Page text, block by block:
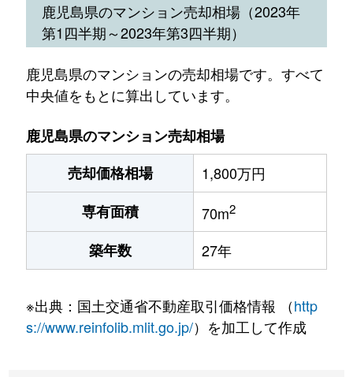
鹿児島県のマンション売却相場（2023年
第1四半期～2023年第3四半期）
鹿児島県のマンションの売却相場です。すべて
中央値をもとに算出しています。
鹿児島県のマンション売却相場
売却価格相場
1,800万円
専有面積
70m2
築年数 27年
※出典：国土交通省不動産取引価格情報 （http
s://www.reinfolib.mlit.go.jp/）を加工して作成